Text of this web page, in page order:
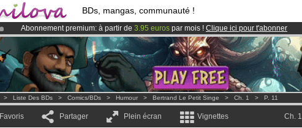
BDs, mangas, communauté !
Abonnement premium: à partir de 3.95 euros par mois ! Clique ici pour t'abonner
LeKickstarter Amilova est désormais lancé!.
Déjà 100000membreset 1000BDs & Mangas!
> Liste Des BDs > Comics/BDs > Humour > Bertrand Le Petit Singe > Ch. 1 > P. 11
Favoris Partager Plein écran Vignettes Ch. 1